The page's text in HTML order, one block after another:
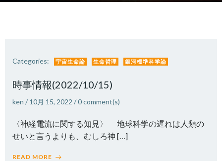
Categories: 宇宙生命論 生命哲理 銀河標準科学論
時事情報(2022/10/15)
ken / 10月 15, 2022 /0comment(s)
〈神経電流に関する知見〉 地球科学の遅れは人類の
せいと言うよりも、むしろ神 […]
READ MORE